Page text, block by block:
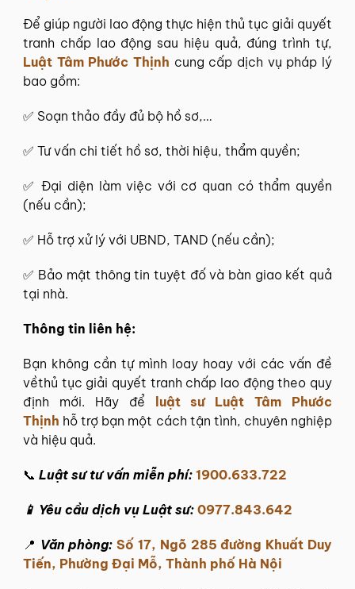
Để giúp người lao động thực hiện thủ tục giải quyết
tranh chấp lao động sau hiệu quả, đúng trình tự,
Luật Tâm Phước Thịnh cung cấp dịch vụ pháp lý
bao gồm:
✅ Soạn thảo đầy đủ bộ hồ sơ,…
✅ Tư vấn chi tiết hồ sơ, thời hiệu, thẩm quyền;
✅ Đại diện làm việc với cơ quan có thẩm quyền
(nếu cần);
✅ Hỗ trợ xử lý với UBND, TAND (nếu cần);
✅ Bảo mật thông tin tuyệt đố và bàn giao kết quả
tại nhà.
Thông tin liên hệ:
Bạn không cần tự mình loay hoay với các vấn đề
vềthủ tục giải quyết tranh chấp lao động theo quy
định mới. Hãy để luật sư Luật Tâm Phước
Thịnh hỗ trợ bạn một cách tận tình, chuyên nghiệp
và hiệu quả.
📞 Luật sư tư vấn miễn phí: 1900.633.722
📱 Yêu cầu dịch vụ Luật sư: 0977.843.642
📍 Văn phòng: Số 17, Ngõ 285 đường Khuất Duy
Tiến, Phường Đại Mỗ, Thành phố Hà Nội